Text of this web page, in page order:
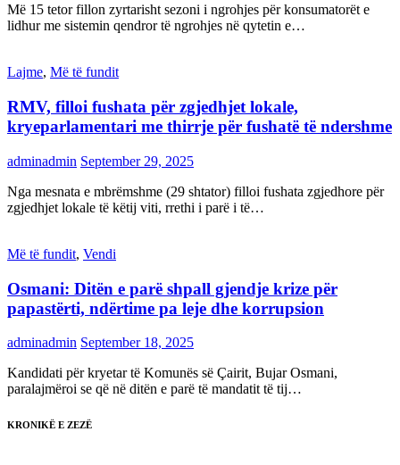
Më 15 tetor fillon zyrtarisht sezoni i ngrohjes për konsumatorët e
lidhur me sistemin qendror të ngrohjes në qytetin e…
Lajme, Më të fundit
RMV, filloi fushata për zgjedhjet lokale,
kryeparlamentari me thirrje për fushatë të ndershme
adminadmin September 29, 2025
Nga mesnata e mbrëmshme (29 shtator) filloi fushata zgjedhore për
zgjedhjet lokale të këtij viti, rrethi i parë i të…
Më të fundit, Vendi
Osmani: Ditën e parë shpall gjendje krize për
papastërti, ndërtime pa leje dhe korrupsion
adminadmin September 18, 2025
Kandidati për kryetar të Komunës së Çairit, Bujar Osmani,
paralajmëroi se që në ditën e parë të mandatit të tij…
KRONIKË E ZEZË